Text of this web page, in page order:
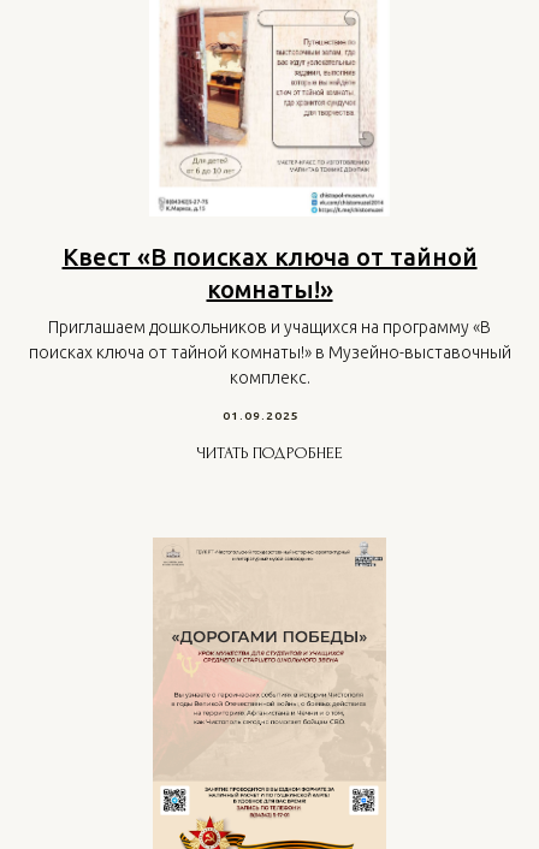
Квест «В поисках ключа от тайной
комнаты!»
Приглашаем дошкольников и учащихся на программу «В
поисках ключа от тайной комнаты!» в Музейно-выставочный
комплекс.
01.09.2025
ЧИТАТЬ ПОДРОБНЕЕ